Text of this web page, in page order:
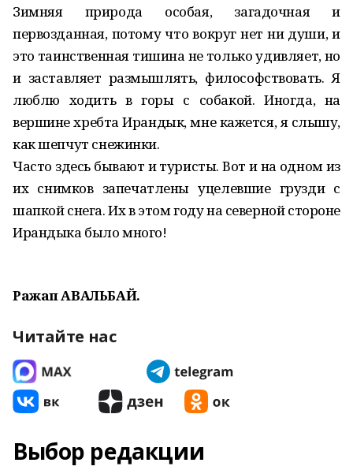
Зимняя природа особая, загадочная и
первозданная, потому что вокруг нет ни души, и
это таинственная тишина не только удивляет, но
и заставляет размышлять, философствовать. Я
люблю ходить в горы с собакой. Иногда, на
вершине хребта Ирандык, мне кажется, я слышу,
как шепчут снежинки.
Часто здесь бывают и туристы. Вот и на одном из
их снимков запечатлены уцелевшие грузди с
шапкой снега. Их в этом году на северной стороне
Ирандыка было много!
Ражап АВАЛЬБАЙ.
Читайте нас
Выбор редакции